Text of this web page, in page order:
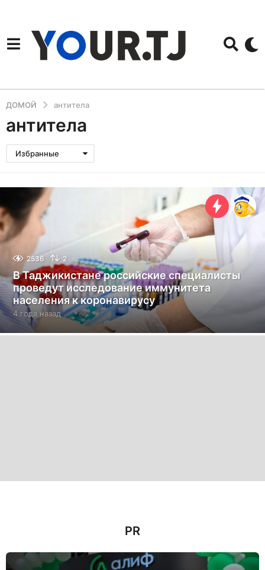
ДОМОЙ антитела
антитела
Избранные
2536 2
В Таджикистане российские специалисты
проведут исследование иммунитета
населения к коронавирусу
4 года назад4
о
PR